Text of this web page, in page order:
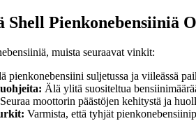
Pienkonebensiiniä
muista seuraavat vinkit:
pienkonebensiini suljetussa ja viileässä
Älä ylitä suositeltua
Seuraa moottorin päästöjen kehitystä ja
Varmista, että tyhjät